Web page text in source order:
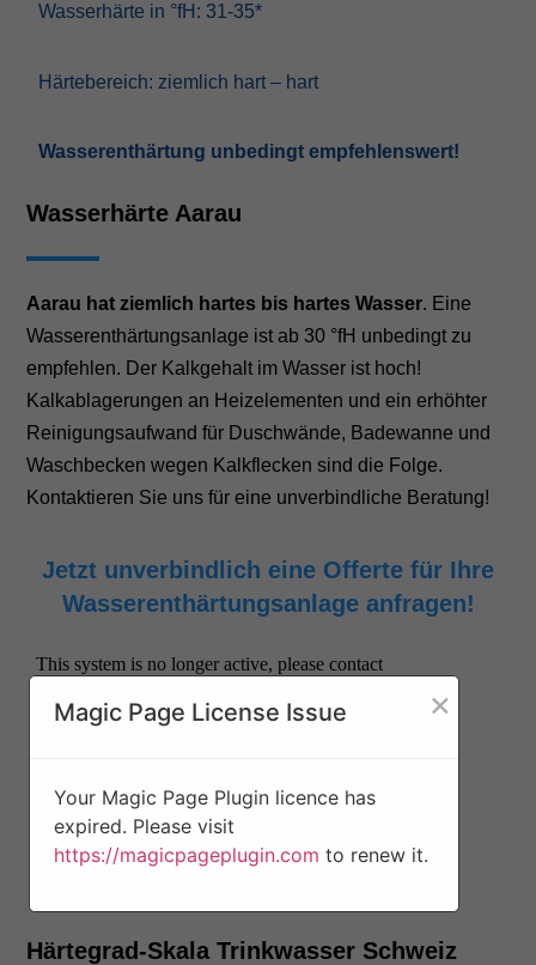
Wasserhärte in °fH: 31-35*
Härtebereich: ziemlich hart – hart
Wasserenthärtung unbedingt empfehlenswert!
Wasserhärte Aarau
Aarau hat ziemlich hartes bis hartes Wasser. Eine
Wasserenthärtungsanlage ist ab 30 °fH unbedingt zu
empfehlen. Der Kalkgehalt im Wasser ist hoch!
Kalkablagerungen an Heizelementen und ein erhöhter
Reinigungsaufwand für Duschwände, Badewanne und
Waschbecken wegen Kalkflecken sind die Folge.
Kontaktieren Sie uns für eine unverbindliche Beratung!
Jetzt unverbindlich eine Offerte für Ihre
Wasserenthärtungsanlage anfragen!
Härtegrad-Skala Trinkwasser Schweiz
Magic Page License Issue ×
Your Magic Page Plugin licence has
expired. Please visit
https://magicpageplugin.com to renew it.